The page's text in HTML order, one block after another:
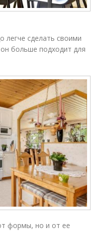
легче сделать своими
больше подходит для
формы, но и от ее